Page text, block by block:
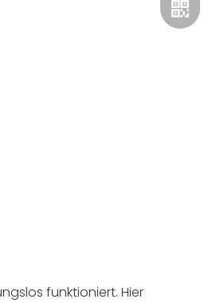
funktioniert. Hier
+86